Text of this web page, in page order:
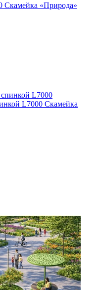
Скамейка «Природа»
Скамейка